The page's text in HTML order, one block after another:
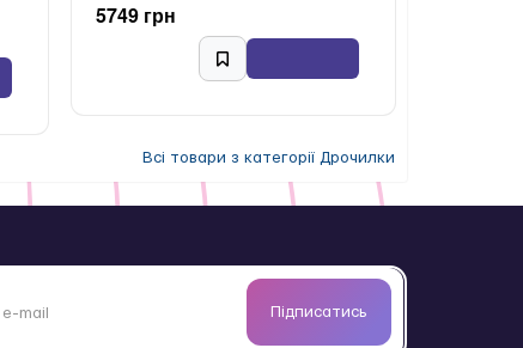
5749 грн
Всі товари з категорії Дрочилки
Підписатись